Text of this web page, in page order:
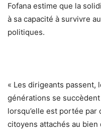
Fofana estime que la
à sa capacité à survivre
politiques.
« Les dirigeants passent,
générations se
lorsqu’elle est portée
citoyens attachés au